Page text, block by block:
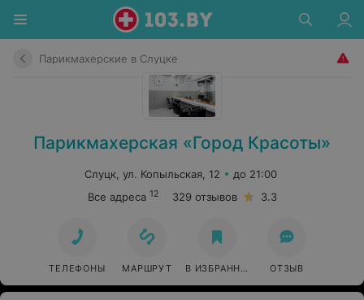
Парикмахерские в Слуцке
Парикмахерская «Город Красоты»
Слуцк, ул. Копыльская, 12
до 21:00
Все адреса 12 329 отзывов 3.3
ТЕЛЕФОНЫ МАРШРУТ В ИЗБРАННОЕ ОТЗЫВ